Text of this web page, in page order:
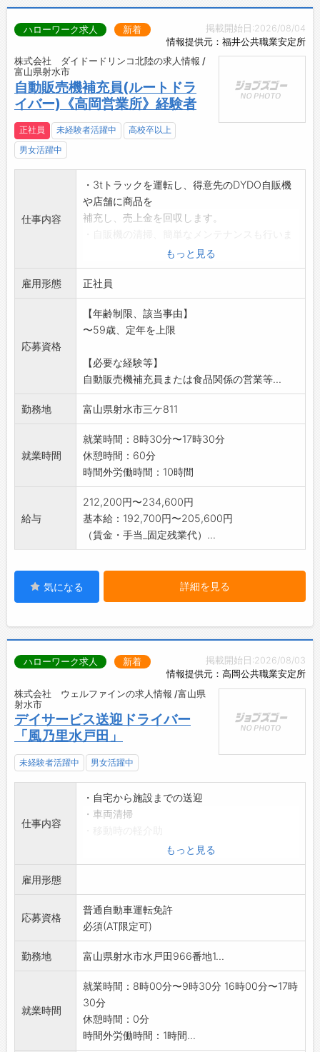
掲載開始日:2026/08/04
情報提供元：福井公共職業安定所
ハローワーク求人 新着
株式会社 ダイドードリンコ北陸の求人情報 /
富山県射水市
自動販売機補充員(ルートドラ
イバー)《高岡営業所》経験者
正社員 未経験者活躍中
高校卒以上
男女活躍中
仕事内容
・3tトラックを運転し、得意先のDYDO自販機
や店舗に商品を
補充し、売上金を回収します。
す。【男女問わず応
募可】
・毎日8kg～12kgの商品の入った箱を上げ降ろ
しします。
*車の運転が好きで、屋外の仕事が苦にならず、
一人でもコツコツ
*入社後3～4ヶ月は先輩社員が同乗しOJTを行
います。
*勤務エリアは富山県西部です。
【変更範囲:会社内での全ての業務】
もっと見る
雇用形態 正社員
応募資格
【年齢制限、該当事由】
〜59歳、定年を上限
【必要な経験等】
自動販売機補充員または食品関係の営業等...
勤務地 富山県射水市三ケ811
就業時間
就業時間：8時30分〜17時30分
休憩時間：60分
時間外労働時間：10時間
給与
212,200円〜234,600円
基本給：192,700円〜205,600円
（賃金・手当_固定残業代）...
気になる 詳細を見る
掲載開始日:2026/08/03
情報提供元：高岡公共職業安定所
ハローワーク求人 新着
株式会社 ウェルファインの求人情報 /富山県
射水市
デイサービス送迎ドライバー
「風乃里水戸田」
未経験者活躍中 男女活躍中
仕事内容
・自宅から施設までの送迎
・車両清掃
※社有車:セレナ・タント(AT車)使用
もっと見る
雇用形態
応募資格
普通自動車運転免許
必須(AT限定可)
勤務地 富山県射水市水戸田966番地1...
就業時間
就業時間：8時00分〜9時30分 16時00分〜17時
30分
休憩時間：0分
時間外労働時間：1時間...